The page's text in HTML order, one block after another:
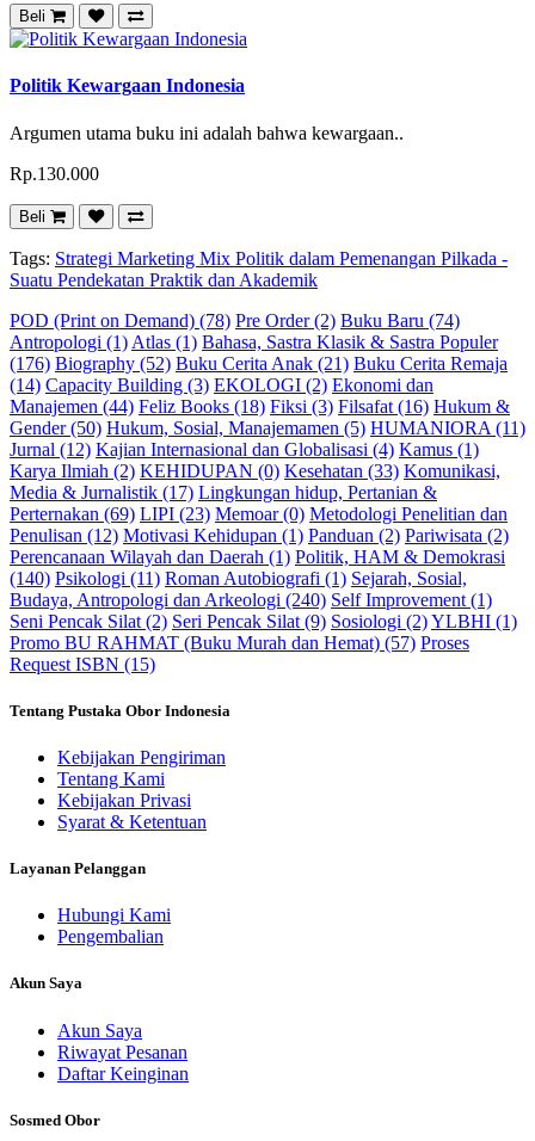
Beli
Politik Kewargaan Indonesia
Argumen utama buku ini adalah bahwa kewargaan..
Rp.130.000
Beli
Tags: Strategi Marketing Mix Politik dalam Pemenangan Pilkada -
Suatu Pendekatan Praktik dan Akademik
POD (Print on Demand) (78) Pre Order (2) Buku Baru (74)
Antropologi (1) Atlas (1) Bahasa, Sastra Klasik & Sastra Populer
(176) Biography (52) Buku Cerita Anak (21) Buku Cerita Remaja
(14) Capacity Building (3) EKOLOGI (2) Ekonomi dan
Manajemen (44) Feliz Books (18) Fiksi (3) Filsafat (16) Hukum &
Gender (50) Hukum, Sosial, Manajemamen (5) HUMANIORA (11)
Jurnal (12) Kajian Internasional dan Globalisasi (4) Kamus (1)
Karya Ilmiah (2) KEHIDUPAN (0) Kesehatan (33) Komunikasi,
Media & Jurnalistik (17) Lingkungan hidup, Pertanian &
Perternakan (69) LIPI (23) Memoar (0) Metodologi Penelitian dan
Penulisan (12) Motivasi Kehidupan (1) Panduan (2) Pariwisata (2)
Perencanaan Wilayah dan Daerah (1) Politik, HAM & Demokrasi
(140) Psikologi (11) Roman Autobiografi (1) Sejarah, Sosial,
Budaya, Antropologi dan Arkeologi (240) Self Improvement (1)
Seni Pencak Silat (2) Seri Pencak Silat (9) Sosiologi (2)YLBHI (1)
Promo BU RAHMAT (Buku Murah dan Hemat) (57) Proses
Request ISBN (15)
Tentang Pustaka Obor Indonesia
Kebijakan Pengiriman
Tentang Kami
Kebijakan Privasi
Syarat & Ketentuan
Layanan Pelanggan
Hubungi Kami
Pengembalian
Akun Saya
Akun Saya
Riwayat Pesanan
Daftar Keinginan
Sosmed Obor